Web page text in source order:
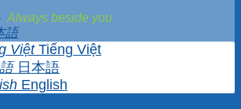
Always beside you
Tiếng Việt
日本語
English